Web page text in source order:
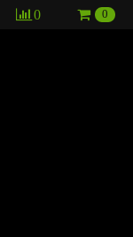
0 0